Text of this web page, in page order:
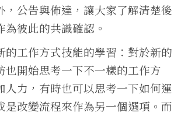
，公告與佈達，讓大家了解清楚後
彼此的共識確認。
的工作方式技能的學習：對於新的
也開始思考一下不一樣的工作方
人力，有時也可以思考一下如何運
是改變流程來作為另一個選項。而